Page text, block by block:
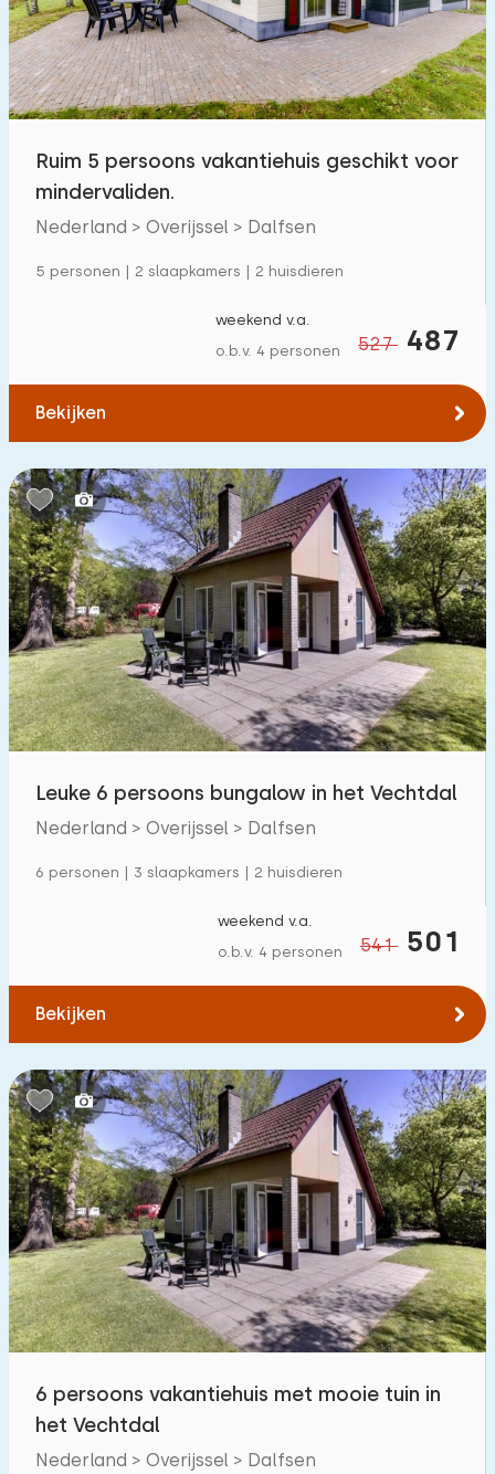
Ruim 5 persoons vakantiehuis geschikt voor
mindervaliden.
Nederland > Overijssel > Dalfsen
5 personen | 2 slaapkamers | 2 huisdieren
527 487
weekend v.a.
o.b.v. 4 personen
Bekijken
Leuke 6 persoons bungalow in het Vechtdal
Nederland > Overijssel > Dalfsen
6 personen | 3 slaapkamers | 2 huisdieren
541 501
weekend v.a.
o.b.v. 4 personen
Bekijken
6 persoons vakantiehuis met mooie tuin in
het Vechtdal
Nederland > Overijssel > Dalfsen